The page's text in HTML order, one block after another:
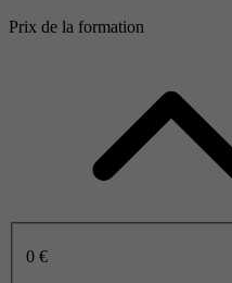
Prix de la formation
0 €